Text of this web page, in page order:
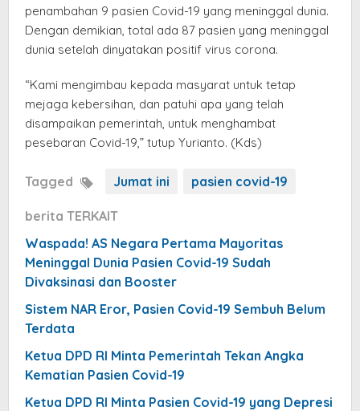
penambahan 9 pasien Covid-19 yang meninggal dunia.
Dengan demikian, total ada 87 pasien yang meninggal
dunia setelah dinyatakan positif virus corona.
“Kami mengimbau kepada masyarat untuk tetap
mejaga kebersihan, dan patuhi apa yang telah
disampaikan pemerintah, untuk menghambat
pesebaran Covid-19,” tutup Yurianto. (Kds)
Tagged Jumat ini pasien covid-19
berita TERKAIT
Waspada! AS Negara Pertama Mayoritas
Meninggal Dunia Pasien Covid-19 Sudah
Divaksinasi dan Booster
Sistem NAR Eror, Pasien Covid-19 Sembuh Belum
Terdata
Ketua DPD RI Minta Pemerintah Tekan Angka
Kematian Pasien Covid-19
Ketua DPD RI Minta Pasien Covid-19 yang Depresi